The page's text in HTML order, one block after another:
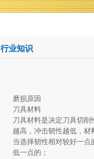
行业知识
磨损原因
刀具材料
刀具材料是决定刀具切
越高，冲击韧性越低，
当选择韧性相对较好一
低一点的；